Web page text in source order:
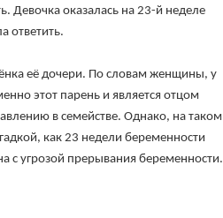
Девочка оказалась на 23-й неделе
ответить.
её дочери. По словам женщины, у
этот парень и является отцом
в семействе. Однако, на таком
как 23 недели беременности
с угрозой прерывания беременности.